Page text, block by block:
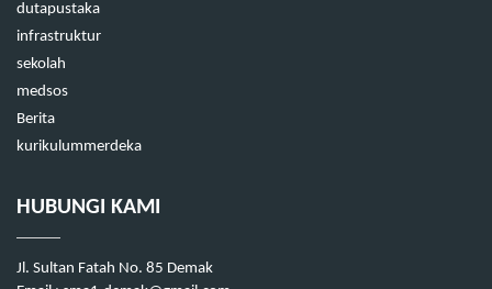
dutapustaka
infrastruktur
sekolah
medsos
Berita
kurikulummerdeka
HUBUNGI KAMI
Jl. Sultan Fatah No. 85 Demak